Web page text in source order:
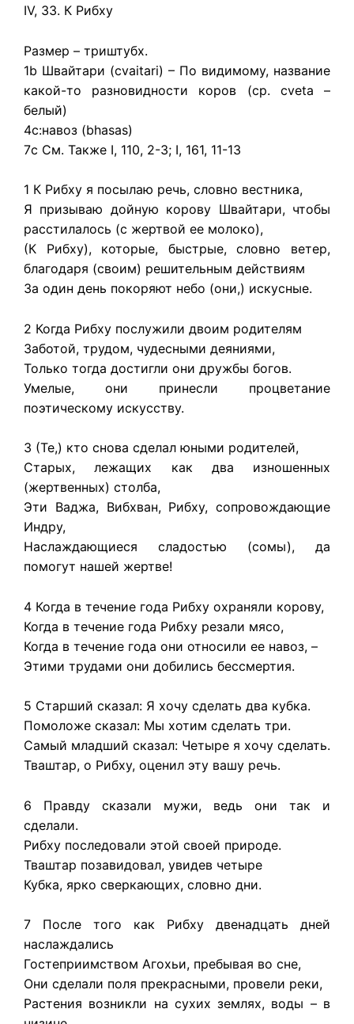
IV, 33. К Рибху
Размер – триштубх.
1b Швайтари (cvaitari) – По видимому, название
какой-то разновидности коров (ср. cveta –
белый)
4с:навоз (bhasas)
7c См. Также I, 110, 2-3; I, 161, 11-13
1 К Рибху я посылаю речь, словно вестника,
Я призываю дойную корову Швайтари, чтобы
расстилалось (с жертвой ее молоко),
(К Рибху), которые, быстрые, словно ветер,
благодаря (своим) решительным действиям
За один день покоряют небо (они,) искусные.
2 Когда Рибху послужили двоим родителям
Заботой, трудом, чудесными деяниями,
Только тогда достигли они дружбы богов.
Умелые, они принесли процветание
поэтическому искусству.
3 (Те,) кто снова сделал юными родителей,
Старых, лежащих как два изношенных
(жертвенных) столба,
Эти Ваджа, Вибхван, Рибху, сопровождающие
Индру,
Наслаждающиеся сладостью (сомы), да
помогут нашей жертве!
4 Когда в течение года Рибху охраняли корову,
Когда в течение года Рибху резали мясо,
Когда в течение года они относили ее навоз, –
Этими трудами они добились бессмертия.
5 Старший сказал: Я хочу сделать два кубка.
Помоложе сказал: Мы хотим сделать три.
Самый младший сказал: Четыре я хочу сделать.
Тваштар, о Рибху, оценил эту вашу речь.
6 Правду сказали мужи, ведь они так и
сделали.
Рибху последовали этой своей природе.
Тваштар позавидовал, увидев четыре
Кубка, ярко сверкающих, словно дни.
7 После того как Рибху двенадцать дней
наслаждались
Гостеприимством Агохьи, пребывая во сне,
Они сделали поля прекрасными, провели реки,
Растения возникли на сухих землях, воды – в